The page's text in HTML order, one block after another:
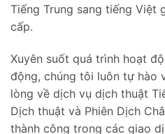
Tiếng Trung sang tiếng Việt
cấp.
Xuyên suốt quá trình hoạt
động, chúng tôi luôn tự hào
lòng về dịch vụ dịch thuật
Dịch thuật và Phiên Dịch
thành công trong các giao